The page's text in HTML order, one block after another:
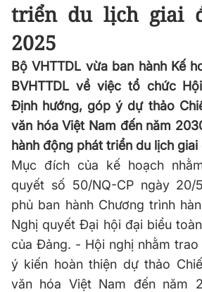
triển du lịch giai
2025
Bộ VHTTDL vừa ban hành Kế
BVHTTDL về việc tổ chức
Định hướng, góp ý dự thảo
văn hóa Việt Nam đến năm
hành động phát triển du lịch
Mục đích của kế hoạch
quyết số 50/NQ-CP ngày 20/
phủ ban hành Chương trình
Nghị quyết Đại hội đại biểu
của Đảng. - Hội nghị nhằm
ý kiến hoàn thiện dự thảo
văn hóa Việt Nam đến năm